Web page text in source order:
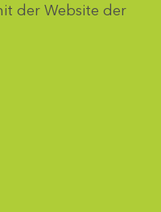
der Website der
auswählen